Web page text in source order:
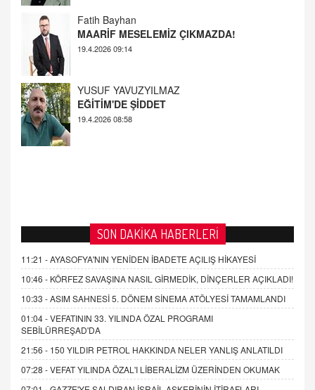
YUSUF YAVUZYILMAZ
SON DAKİKA HABERLERİ
11:21 -AYASOFYA'NIN YENİDEN İBADETE AÇILIŞ HİKAYESİ
10:46 - KÖRFEZ SAVAŞINA NASIL GİRMEDİK, DİNÇERLER AÇIKLADI!
10:33 -ASIM SAHNESİ 5. DÖNEM SİNEMA ATÖLYESİ TAMAMLANDI
01:04 -VEFATININ 33. YILINDA ÖZAL PROGRAMI
SEBİLÜRREŞAD'DA
21:56 - 150 YILDIR PETROL HAKKINDA NELER YANLIŞ ANLATILDI
07:28 -VEFAT YILINDA ÖZAL'I LİBERALİZM ÜZERİNDEN OKUMAK